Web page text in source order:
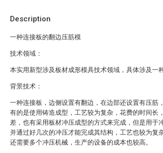
Description
一种连接板的翻边压筋模
技术领域：
本实用新型涉及板材成形模具技术领域，具体涉及一
背景技术：
一种连接板，边侧设置有翻边，在边部还设置有压筋
有的是使用铸造成型，工艺较为复杂，花费的时间长
差，也有采用板材冲压成型的方式来完成，但是用于
并通过好几次的冲压才能完成其结构，工艺也较为复
还需要多个冲压机械，生产的设备的成本也较高。